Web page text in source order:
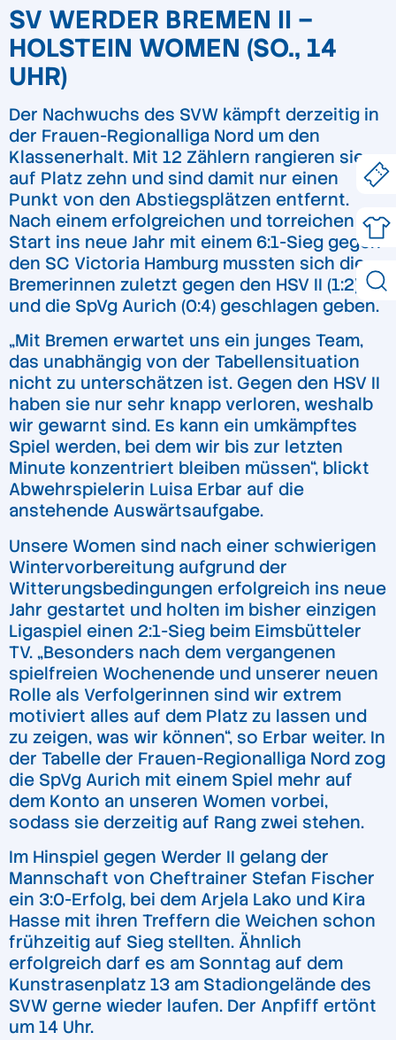
SV WERDER BREMEN II –
HOLSTEIN WOMEN (SO., 14
UHR)
Der Nachwuchs des SVW kämpft derzeitig in
der Frauen-Regionalliga Nord um den
Klassenerhalt. Mit 12 Zählern rangieren sie
auf Platz zehn und sind damit nur einen
Punkt von den Abstiegsplätzen entfernt.
Nach einem erfolgreichen und torreichen
Start ins neue Jahr mit einem 6:1-Sieg gegen
den SC Victoria Hamburg mussten sich die
Bremerinnen zuletzt gegen den HSV II (1:2)
und die SpVg Aurich (0:4) geschlagen geben.
„Mit Bremen erwartet uns ein junges Team,
das unabhängig von der Tabellensituation
nicht zu unterschätzen ist. Gegen den HSV II
haben sie nur sehr knapp verloren, weshalb
wir gewarnt sind. Es kann ein umkämpftes
Spiel werden, bei dem wir bis zur letzten
Minute konzentriert bleiben müssen“, blickt
Abwehrspielerin Luisa Erbar auf die
anstehende Auswärtsaufgabe.
Unsere Women sind nach einer schwierigen
Wintervorbereitung aufgrund der
Witterungsbedingungen erfolgreich ins neue
Jahr gestartet und holten im bisher einzigen
Ligaspiel einen 2:1-Sieg beim Eimsbütteler
TV. „Besonders nach dem vergangenen
spielfreien Wochenende und unserer neuen
Rolle als Verfolgerinnen sind wir extrem
motiviert alles auf dem Platz zu lassen und
zu zeigen, was wir können“, so Erbar weiter. In
der Tabelle der Frauen-Regionalliga Nord zog
die SpVg Aurich mit einem Spiel mehr auf
dem Konto an unseren Women vorbei,
sodass sie derzeitig auf Rang zwei stehen.
Im Hinspiel gegen Werder II gelang der
Mannschaft von Cheftrainer Stefan Fischer
ein 3:0-Erfolg, bei dem Arjela Lako und Kira
Hasse mit ihren Treffern die Weichen schon
frühzeitig auf Sieg stellten. Ähnlich
erfolgreich darf es am Sonntag auf dem
Kunstrasenplatz 13 am Stadiongelände des
SVW gerne wieder laufen. Der Anpfiff ertönt
um 14 Uhr.